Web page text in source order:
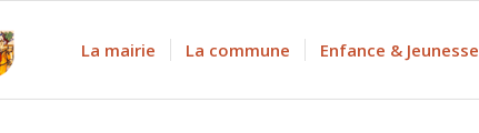
La mairie La commune Enfance & Jeunesse